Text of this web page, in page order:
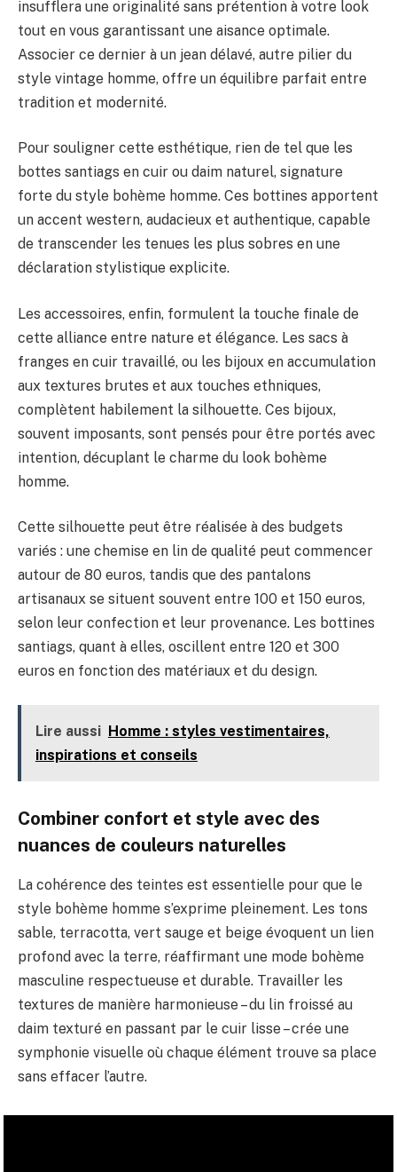
insufflera une originalité sans prétention à votre look
tout en vous garantissant une aisance optimale.
Associer ce dernier à un jean délavé, autre pilier du
style vintage homme, offre un équilibre parfait entre
tradition et modernité.
Pour souligner cette esthétique, rien de tel que les
bottes santiags en cuir ou daim naturel, signature
forte du style bohème homme. Ces bottines apportent
un accent western, audacieux et authentique, capable
de transcender les tenues les plus sobres en une
déclaration stylistique explicite.
Les accessoires, enfin, formulent la touche finale de
cette alliance entre nature et élégance. Les sacs à
franges en cuir travaillé, ou les bijoux en accumulation
aux textures brutes et aux touches ethniques,
complètent habilement la silhouette. Ces bijoux,
souvent imposants, sont pensés pour être portés avec
intention, décuplant le charme du look bohème
homme.
Cette silhouette peut être réalisée à des budgets
variés : une chemise en lin de qualité peut commencer
autour de 80 euros, tandis que des pantalons
artisanaux se situent souvent entre 100 et 150 euros,
selon leur confection et leur provenance. Les bottines
santiags, quant à elles, oscillent entre 120 et 300
euros en fonction des matériaux et du design.
Lire aussi Homme : styles vestimentaires,
inspirations et conseils
Combiner confort et style avec des
nuances de couleurs naturelles
La cohérence des teintes est essentielle pour que le
style bohème homme s’exprime pleinement. Les tons
sable, terracotta, vert sauge et beige évoquent un lien
profond avec la terre, réaffirmant une mode bohème
masculine respectueuse et durable. Travailler les
textures de manière harmonieuse – du lin froissé au
daim texturé en passant par le cuir lisse – crée une
symphonie visuelle où chaque élément trouve sa place
sans effacer l’autre.